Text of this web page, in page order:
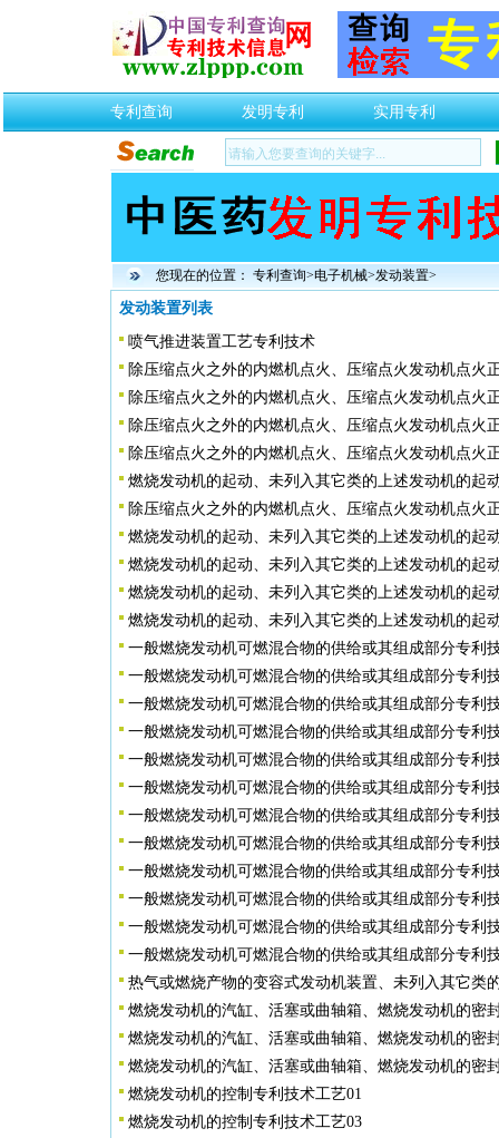
专利查询 发明专利 实用专利
您现在的位置： 专利查询>电子机械>发动装置>
发动装置列表
喷气推进装置工艺专利技术
除压缩点火之外的内燃机点火、压缩点火发动机点火
除压缩点火之外的内燃机点火、压缩点火发动机点火
除压缩点火之外的内燃机点火、压缩点火发动机点火
除压缩点火之外的内燃机点火、压缩点火发动机点火
燃烧发动机的起动、未列入其它类的上述发动机的起
除压缩点火之外的内燃机点火、压缩点火发动机点火
燃烧发动机的起动、未列入其它类的上述发动机的起
燃烧发动机的起动、未列入其它类的上述发动机的起
燃烧发动机的起动、未列入其它类的上述发动机的起
燃烧发动机的起动、未列入其它类的上述发动机的起
一般燃烧发动机可燃混合物的供给或其组成部分专利
一般燃烧发动机可燃混合物的供给或其组成部分专利
一般燃烧发动机可燃混合物的供给或其组成部分专利
一般燃烧发动机可燃混合物的供给或其组成部分专利
一般燃烧发动机可燃混合物的供给或其组成部分专利
一般燃烧发动机可燃混合物的供给或其组成部分专利
一般燃烧发动机可燃混合物的供给或其组成部分专利
一般燃烧发动机可燃混合物的供给或其组成部分专利
一般燃烧发动机可燃混合物的供给或其组成部分专利
一般燃烧发动机可燃混合物的供给或其组成部分专利
一般燃烧发动机可燃混合物的供给或其组成部分专利
一般燃烧发动机可燃混合物的供给或其组成部分专利
热气或燃烧产物的变容式发动机装置、未列入其它类
燃烧发动机的汽缸、活塞或曲轴箱、燃烧发动机的密
燃烧发动机的汽缸、活塞或曲轴箱、燃烧发动机的密
燃烧发动机的汽缸、活塞或曲轴箱、燃烧发动机的密
燃烧发动机的控制专利技术工艺01
燃烧发动机的控制专利技术工艺03